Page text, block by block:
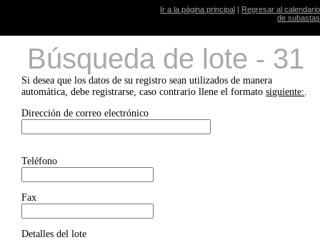
Ir a la página principal | Regresar al calendario
de subastas
Búsqueda de lote - 31
Si desea que los datos de su registro sean utilizados de manera
automática, debe registrarse, caso contrario llene el formatosiguiente:.
Dirección de correo electrónico
Teléfono
Fax
Detalles del lote